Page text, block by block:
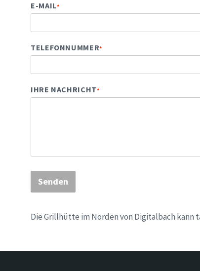
E-MAIL*
TELEFONNUMMER*
IHRE NACHRICHT*
Senden
Die Grillhütte im Norden von Digitalbach kann